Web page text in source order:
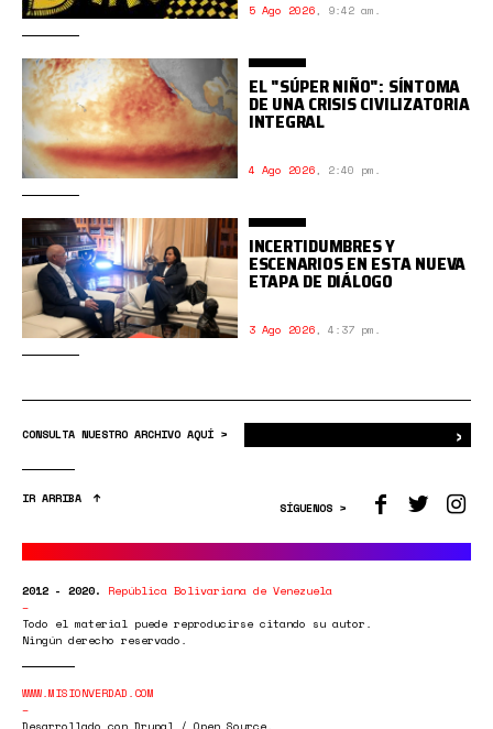
5 Ago 2026, 9:42 am.
EL "SÚPER NIÑO": SÍNTOMA
DE UNA CRISIS CIVILIZATORIA
INTEGRAL
4 Ago 2026, 2:40 pm.
INCERTIDUMBRES Y
ESCENARIOS EN ESTA NUEVA
ETAPA DE DIÁLOGO
3 Ago 2026, 4:37 pm.
CONSULTA NUESTRO ARCHIVO AQUÍ > ›
IR ARRIBA
SÍGUENOS >
2012 - 2020. República Bolivariana de Venezuela
Todo el material puede reproducirse citando su autor.
Ningún derecho reservado.
WWW.MISIONVERDAD.COM